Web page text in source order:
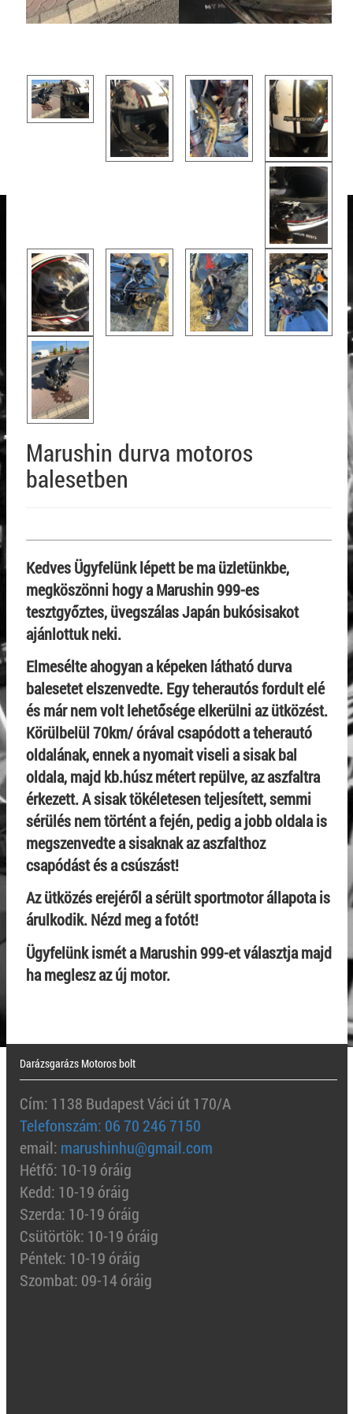
Marushin durva motoros
balesetben
Kedves Ügyfelünk lépett be ma üzletünkbe,
megköszönni hogy a Marushin 999-es
tesztgyőztes, üvegszálas Japán bukósisakot
ajánlottuk neki.
Elmesélte ahogyan a képeken látható durva
balesetet elszenvedte. Egy teherautós fordult elé
és már nem volt lehetősége elkerülni az ütközést.
Körülbelül 70km/ órával csapódott a teherautó
oldalának, ennek a nyomait viseli a sisak bal
oldala, majd kb.húsz métert repülve, az aszfaltra
érkezett. A sisak tökéletesen teljesített, semmi
sérülés nem történt a fején, pedig a jobb oldala is
megszenvedte a sisaknak az aszfalthoz
csapódást és a csúszást!
Az ütközés erejéről a sérült sportmotor állapota is
árulkodik. Nézd meg a fotót!
Ügyfelünk ismét a Marushin 999-et választja majd
ha meglesz az új motor.
Darázsgarázs Motoros bolt
Cím: 1138 Budapest Váci út 170/A
Telefonszám: 06 70 246 7150
email: marushinhu@gmail.com
Hétfő: 10-19 óráig
Kedd: 10-19 óráig
Szerda: 10-19 óráig
Csütörtök: 10-19 óráig
Péntek: 10-19 óráig
Szombat: 09-14 óráig